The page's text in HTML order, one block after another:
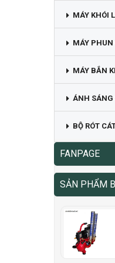
MÁY KHÓI
MÁY PHUN
MÁY BẮN
ÁNH SÁNG
BỘ RÓT
FANPAGE
SẢN PHẨM